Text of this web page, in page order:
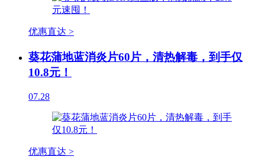
优惠直达 >
葵花蒲地蓝消炎片60片，清热解毒，到手仅
10.8元！
07.28
优惠直达 >